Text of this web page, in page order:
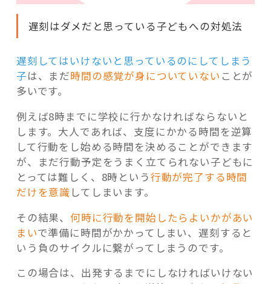
遅刻はダメだと思っている子どもへの対処法
遅刻してはいけないと思っているのにしてしまう
子は、まだ時間の感覚が身についていない ことが
多いです。
例えば8時までに学校に行かなければならないと
します。大人であれば、支度にかかる時間を逆算
して行動をし始める時間を決めることができます
が、まだ行動予定をうまく立てられない子どもに
とっては難しく、8時という行動が完了する時間
だけを意識 してしまいます。
その結果、何時に行動を開始したらよいかがあい
まいで準備に時間がかかってしまい、遅刻すると
いう負のサイクルに繋がってしまうのです。
この場合は、出発するまでにしなければいけない